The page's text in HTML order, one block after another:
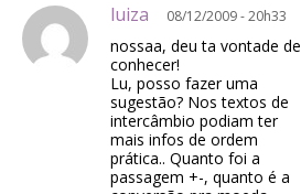
luiza 08/12/2009 - 20h33
nossaa, deu ta vontade de
conhecer!
Lu, posso fazer uma
sugestão? Nos textos de
intercâmbio podiam ter
mais infos de ordem
prática.. Quanto foi a
passagem +-, quanto é a